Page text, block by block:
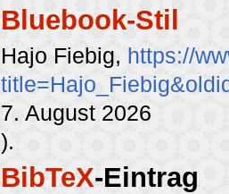
Bluebook-Stil
Hajo Fiebig, https://
7. August 2026
).
BibTeX-Eintrag